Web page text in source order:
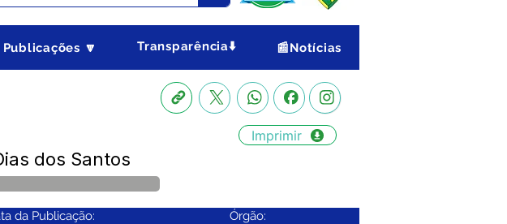
Publicações 🔽 Transparência⬇️ 📰Notícias
Imprimir
dos Santos
da Publicação: Órgão: